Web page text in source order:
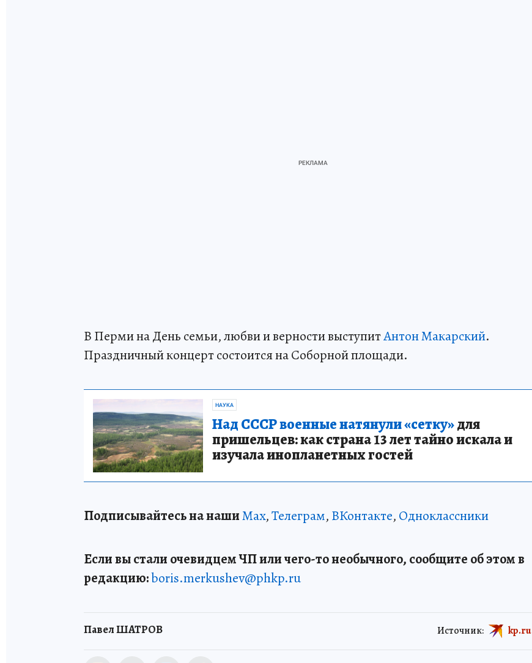
В Перми на День семьи, любви и верности выступитАнтон Макарский.
Праздничный концерт состоится на Соборной площади.
НАУКА
Над СССР военные натянули «сетку»для
пришельцев: как страна 13 лет тайно искала и
изучала инопланетных гостей
Подписывайтесь на нашиMax,Телеграм, ВКонтакте, Одноклассники
Если вы стали очевидцем ЧП или чего-то необычного, сообщите об этом в
редакцию:boris.merkushev@phkp.ru
Павел ШАТРОВ Источник: kp.ru